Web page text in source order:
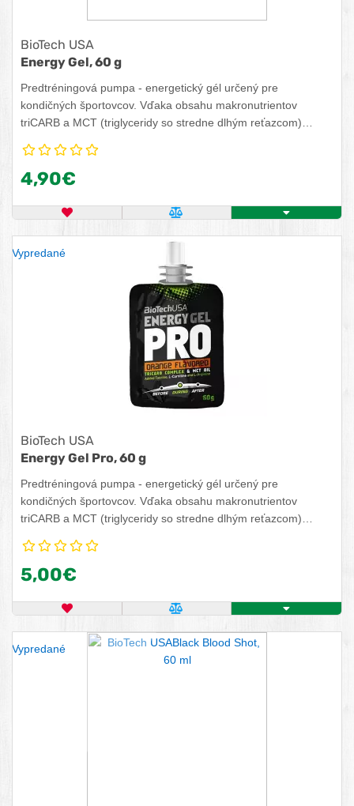
BioTech USA
Energy Gel, 60 g
Predtréningová pumpa - energetický gél určený pre
kondičných športovcov. Vďaka obsahu makronutrientov
triCARB a MCT (triglyceridy so stredne dlhým reťazcom)
aktivity. triCARB je trojzložková zmes sacharidov, ktorá
zabezpečí okamžitú energiu pre organizmus, kým MCT tvoria
Gel okrem taurínu a L-karnitínu dodá organizmu aj vitamín B6
4,90€
OBĽÚBENÝ PRODUKTPOROVNAŤ PRODUKTZISTITE VIAC
Vypredané
BioTech USA
Energy Gel Pro, 60 g
Predtréningová pumpa - energetický gél určený pre
kondičných športovcov. Vďaka obsahu makronutrientov
triCARB a MCT (triglyceridy so stredne dlhým reťazcom)
aktivity. triCARB je trojzložková zmes sacharidov, ktorá
zabezpečí okamžitú energiu pre organizmus, kým MCT tvoria
Gel PRO okrem taurínu a L-karnitínu dodá organizmu aj L-
5,00€
OBĽÚBENÝ PRODUKTPOROVNAŤ PRODUKTZISTITE VIAC
Vypredané